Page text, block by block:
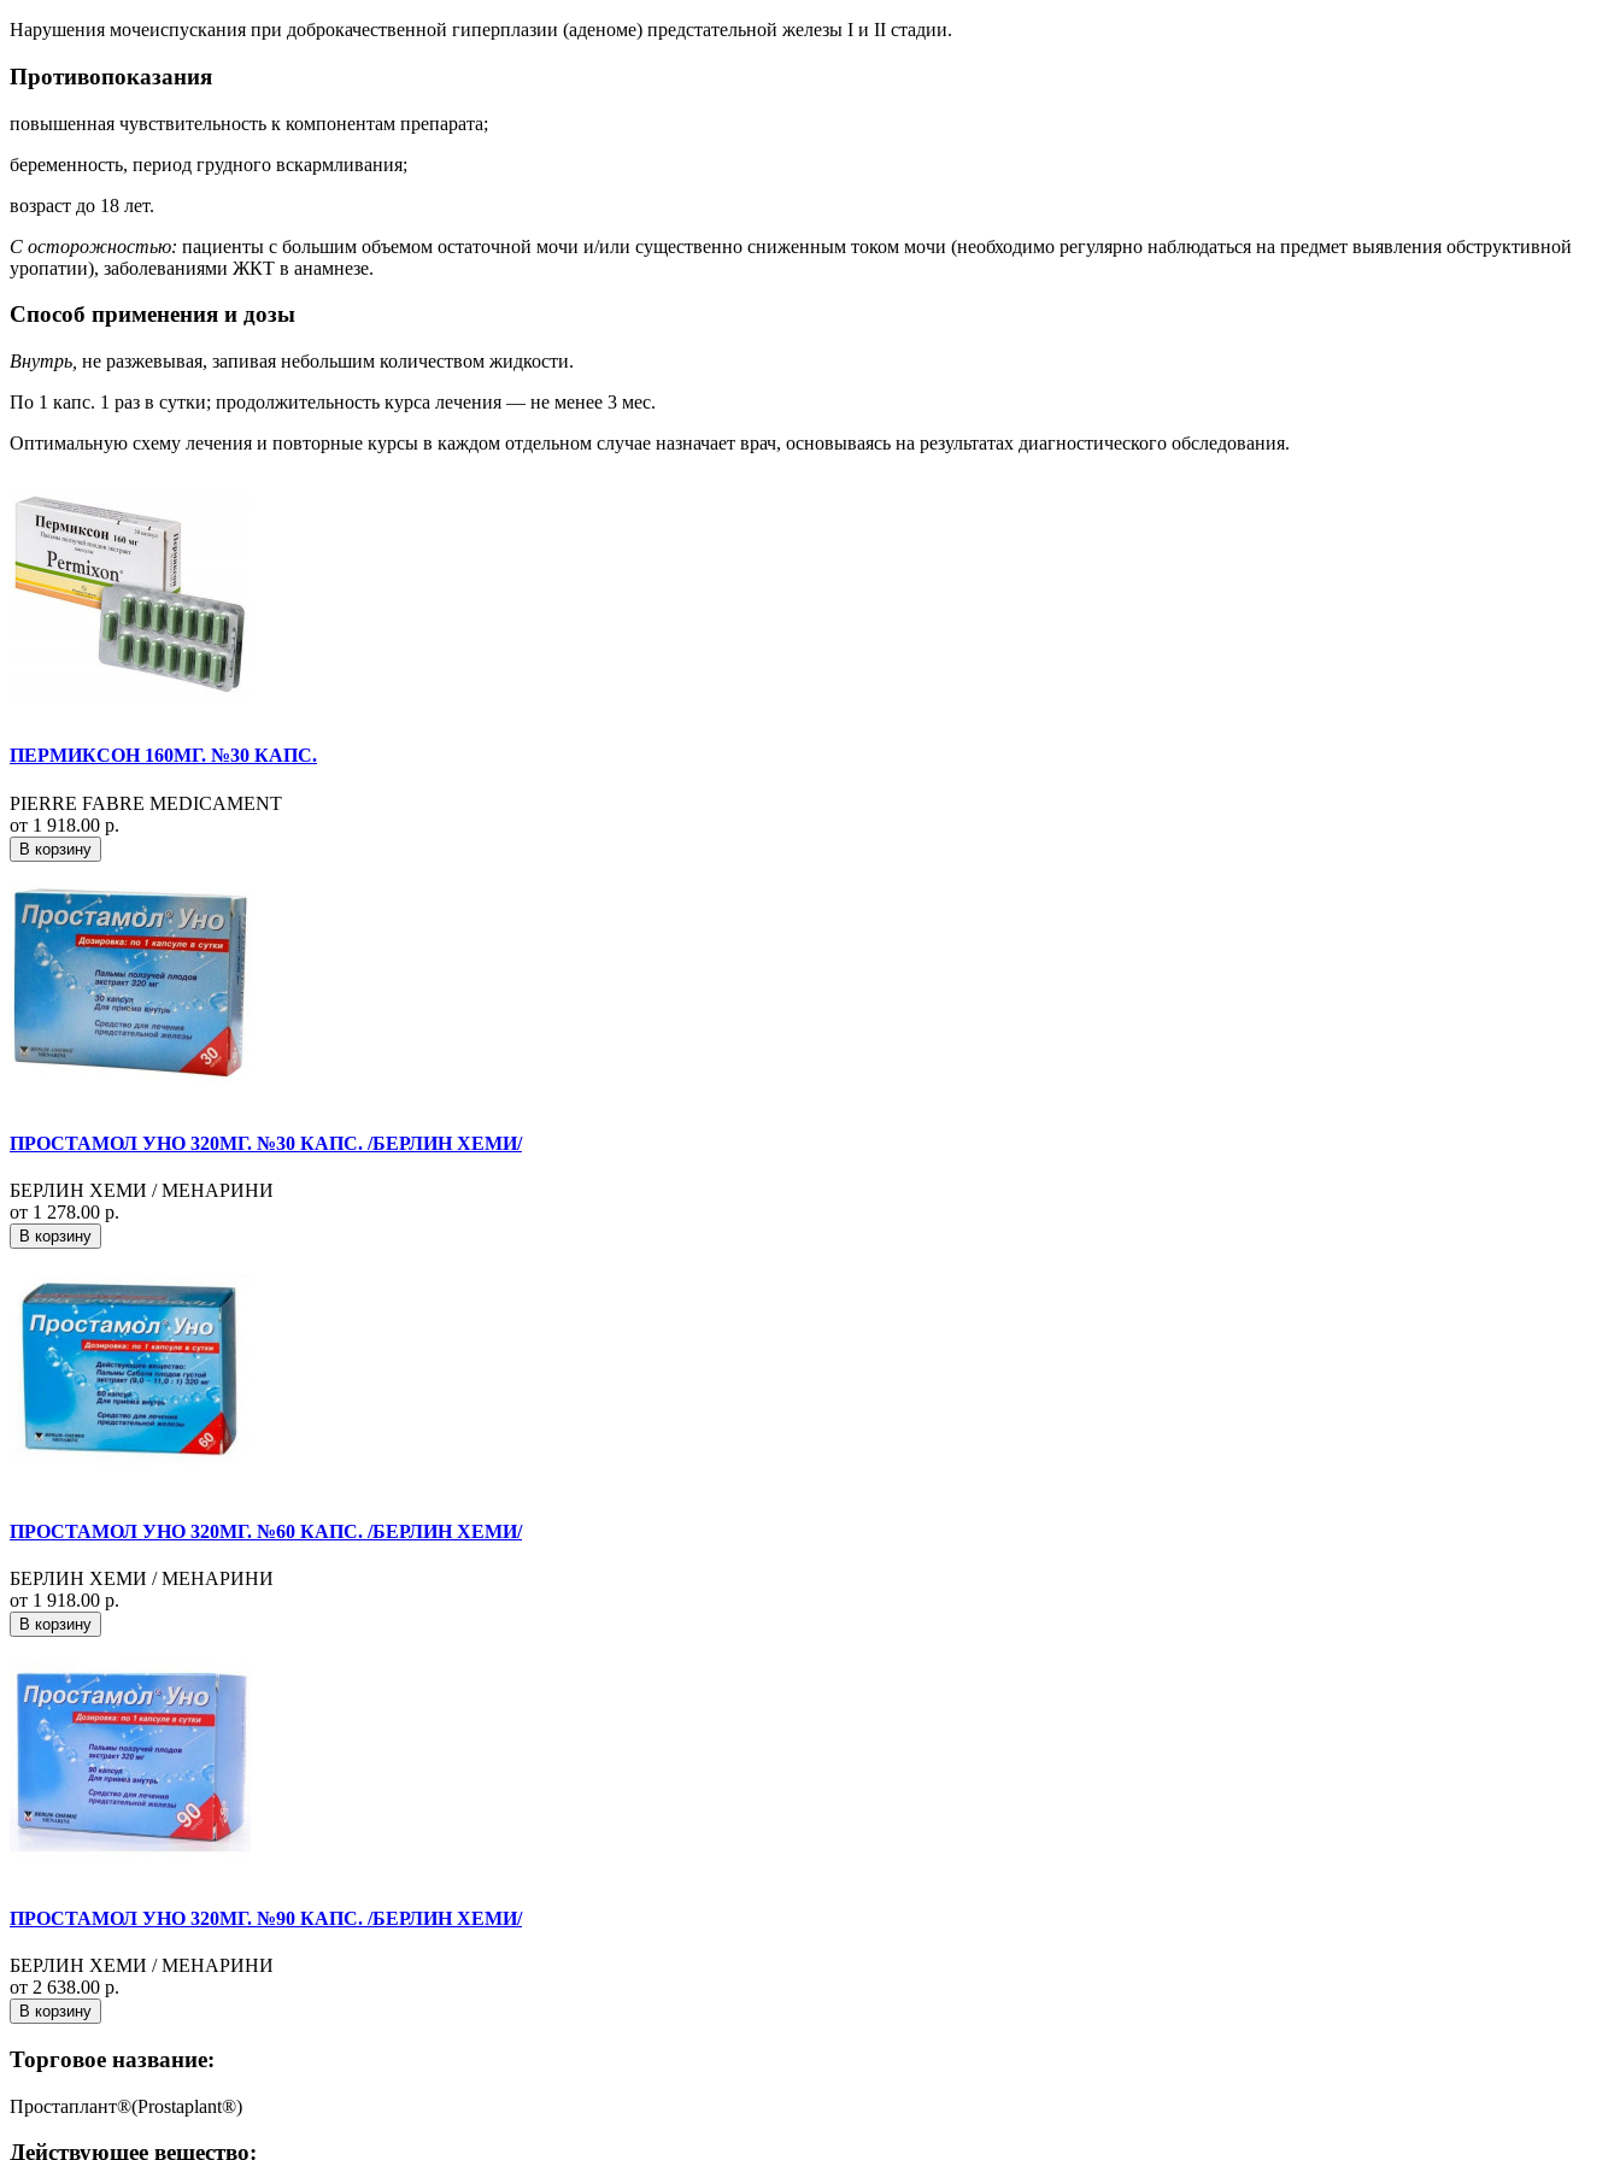
Нарушения мочеиспускания при доброкачественной гиперплазии (аденоме) предстательной железы I и II стадии.
Противопоказания
повышенная чувствительность к компонентам препарата;
беременность, период грудного вскармливания;
возраст до 18 лет.
С осторожностью: пациенты с большим объемом остаточной мочи и/или существенно сниженным током мочи (необходимо регулярно наблюдаться на предмет выявления обструктивной
уропатии), заболеваниями ЖКТ в анамнезе.
Способ применения и дозы
Внутрь, не разжевывая, запивая небольшим количеством жидкости.
По 1 капс. 1 раз в сутки; продолжительность курса лечения — не менее 3 мес.
Оптимальную схему лечения и повторные курсы в каждом отдельном случае назначает врач, основываясь на результатах диагностического обследования.
ПЕРМИКСОН 160МГ. №30 КАПС.
PIERRE FABRE MEDICAMENT
от 1 918.00 р.
В корзину
ПРОСТАМОЛ УНО 320МГ. №30 КАПС. /БЕРЛИН ХЕМИ/
БЕРЛИН ХЕМИ / МЕНАРИНИ
от 1 278.00 р.
В корзину
ПРОСТАМОЛ УНО 320МГ. №60 КАПС. /БЕРЛИН ХЕМИ/
БЕРЛИН ХЕМИ / МЕНАРИНИ
от 1 918.00 р.
В корзину
ПРОСТАМОЛ УНО 320МГ. №90 КАПС. /БЕРЛИН ХЕМИ/
БЕРЛИН ХЕМИ / МЕНАРИНИ
от 2 638.00 р.
В корзину
Торговое название:
Простаплант®(Prostaplant®)
Действующее вещество: